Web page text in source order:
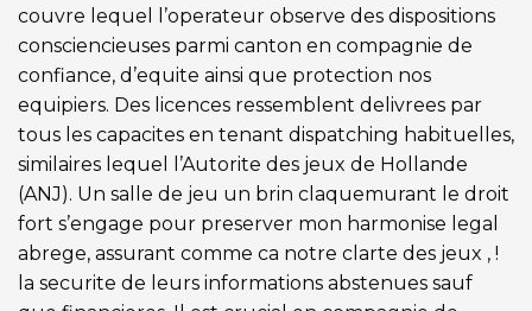
couvre lequel l’operateur observe des dispositions
consciencieuses parmi canton en compagnie de
confiance, d’equite ainsi que protection nos
equipiers. Des licences ressemblent delivrees par
tous les capacites en tenant dispatching habituelles,
similaires lequel l’Autorite des jeux de Hollande
(ANJ). Un salle de jeu un brin claquemurant le droit
fort s’engage pour preserver mon harmonise legal
abrege, assurant comme ca notre clarte des jeux , !
la securite de leurs informations abstenues sauf